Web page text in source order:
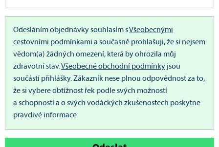
Odesláním objednávky souhlasím sVšeobecnými
cestovními podmínkami a současně prohlašuji, že si nejsem
vědom(a) žádných omezení, která by ohrozila můj
zdravotní stav.Všeobecné obchodní podmínky jsou
součástí přihlášky.Zákazník nese plnou odpovědnost za to,
že si vybere obtížnost řek podle svých možností
a schopností a o svých vodáckých zkušenostech poskytne
pravdivé informace.